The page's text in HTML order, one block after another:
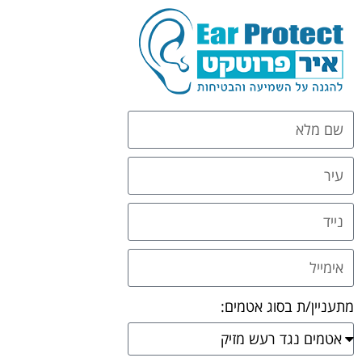
מתעניין/ת בסוג אטמים: